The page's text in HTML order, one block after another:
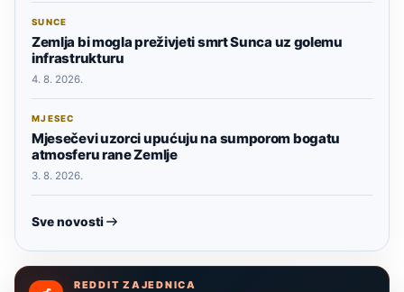
SUNCE
Zemlja bi mogla preživjeti smrt Sunca uz golemu
infrastrukturu
4. 8. 2026.
MJESEC
Mjesečevi uzorci upućuju na sumporom bogatu
atmosferu rane Zemlje
3. 8. 2026.
Sve novosti
REDDIT ZAJEDNICA